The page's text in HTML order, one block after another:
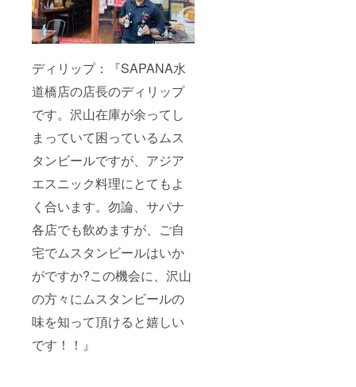
ディリップ：『SAPANA水
道橋店の店長のディリップ
です。沢山在庫が余ってし
まっていて困っているムス
タンビールですが、アジア
エスニック料理にとてもよ
く合います。勿論、サパナ
各店でも飲めますが、ご自
宅でムスタンビールはいか
がですか?この機会に、沢山
の方々にムスタンビールの
味を知って頂けると嬉しい
です！！』